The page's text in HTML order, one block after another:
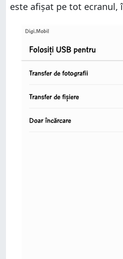
este afișat pe tot ecranul,